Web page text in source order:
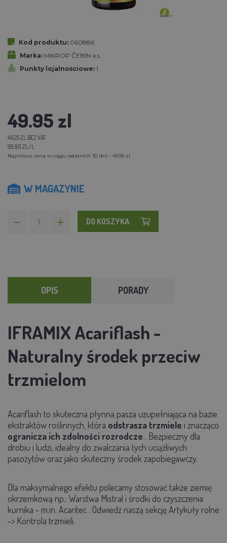
Kod produktu: 060886
Marka: MIKROP ČEBÍN a.s.
Punkty lojalnościowe: 1
49.95 zl
46.25 ZL BEZ VAT
99.90 ZL/L
Najniższa cena w ciągu ostatnich 30 dni - 49.95 zl
W MAGAZYNIE
DO KOSZYKA
OPIS PORADY
IFRAMIX Acariflash -
Naturalny środek przeciw
trzmielom
Acariflash to skuteczna płynna pasza uzupełniająca na bazie
ekstraktów roślinnych, która odstrasza trzmiele i znacząco
ogranicza ich zdolności rozrodcze . Bezpieczny dla
drobiu i ludzi, idealny do zwalczania tych uciążliwych
pasożytów oraz jako skuteczny środek zapobiegawczy.
Dla maksymalnego efektu polecamy stosować także ziemię
okrzemkową np.: Warstwa Mistral i środki do czyszczenia
kurnika - m.in. Acaritec . Odwiedź naszą sekcję Artykuły rolne
-> Kontrola trzmieli.